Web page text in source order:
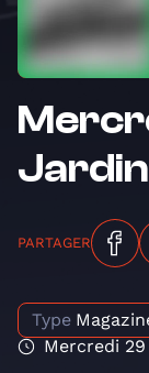
PARTAGER
Type
Mercredi